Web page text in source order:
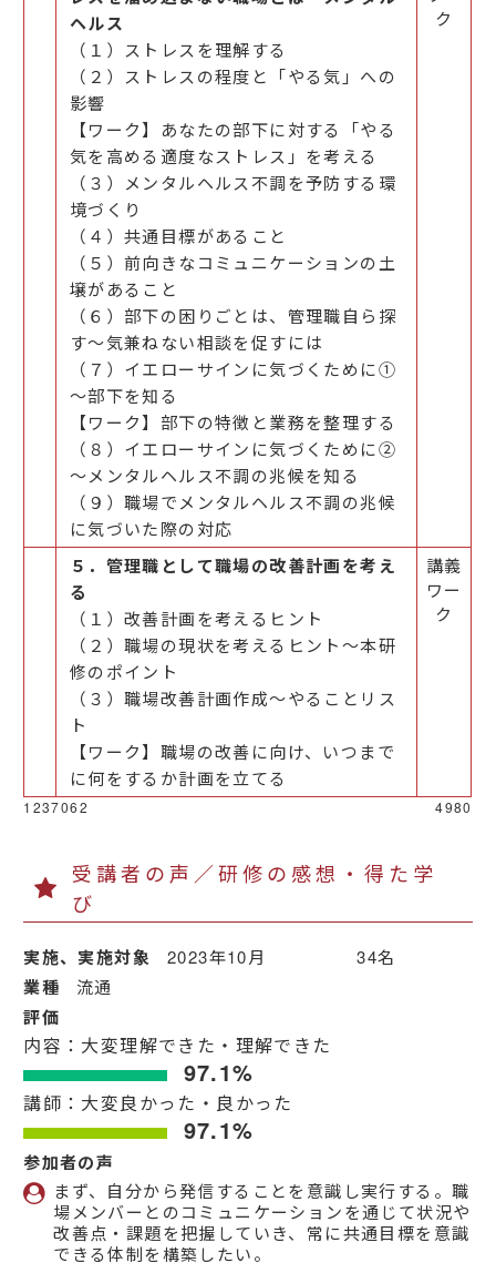
ヘルス
（１）ストレスを理解する
（２）ストレスの程度と「やる気」への
影響
【ワーク】あなたの部下に対する「やる
気を高める適度なストレス」を考える
（３）メンタルヘルス不調を予防する環
境づくり
（４）共通目標があること
（５）前向きなコミュニケーションの土
壌があること
（６）部下の困りごとは、管理職自ら探
す～気兼ねない相談を促すには
（７）イエローサインに気づくために①
～部下を知る
【ワーク】部下の特徴と業務を整理する
（８）イエローサインに気づくために②
～メンタルヘルス不調の兆候を知る
（９）職場でメンタルヘルス不調の兆候
に気づいた際の対応
ク
５．管理職として職場の改善計画を考え
る
（１）改善計画を考えるヒント
（２）職場の現状を考えるヒント～本研
修のポイント
（３）職場改善計画作成～やることリス
ト
【ワーク】職場の改善に向け、いつまで
に何をするか計画を立てる
講義
ワー
ク
4980
1237062
受講者の声／研修の感想・得た学
び
実施、実施対象 2023年10月 34名
業種 流通
評価
内容：大変理解できた・理解できた
97.1%
講師：大変良かった・良かった
97.1%
参加者の声
まず、自分から発信することを意識し実行する。職
場メンバーとのコミュニケーションを通じて状況や
改善点・課題を把握していき、常に共通目標を意識
できる体制を構築したい。